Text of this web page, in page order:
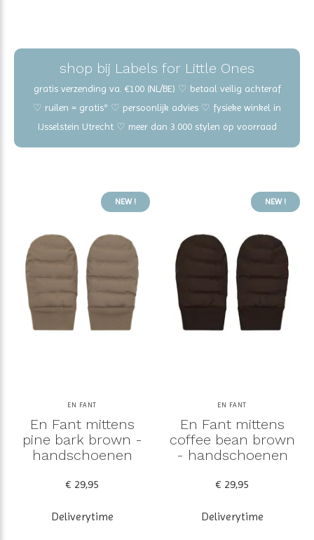
shop bij Labels for Little Ones
gratis verzending va. €100 (NL/BE) ♡ betaal veilig achteraf
♡ ruilen = gratis* ♡ persoonlijk advies ♡ fysieke winkel in
IJsselstein Utrecht ♡ meer dan 3.000 stylen op voorraad
NEW !
EN FANT
En Fant mittens
pine bark brown -
handschoenen
€ 29,95
Deliverytime
NEW !
EN FANT
En Fant mittens
coffee bean brown
- handschoenen
€ 29,95
Deliverytime